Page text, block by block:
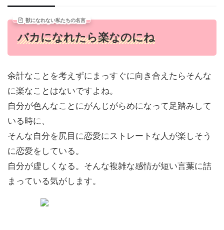
獣になれない私たちの名言
バカになれたら楽なのにね
余計なことを考えずにまっすぐに向き合えたらそんな
に楽なことはないですよね。
自分が色んなことにがんじがらめになって足踏みして
いる時に、
そんな自分を尻目に恋愛にストレートな人が楽しそう
に恋愛をしている。
自分が虚しくなる。そんな複雑な感情が短い言葉に詰
まっている気がします。